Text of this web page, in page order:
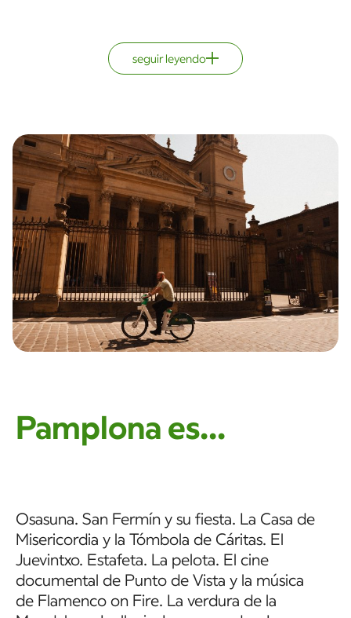
seguir leyendo
Pamplona es...
Osasuna. San Fermín y su fiesta. La Casa de
Misericordia y la Tómbola de Cáritas. El
Juevintxo. Estafeta. La pelota. El cine
documental de Punto de Vista y la música
de Flamenco on Fire. La verdura de la